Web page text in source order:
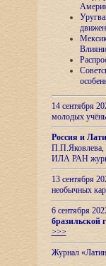
14 сентября
молодых
Россия и
П.П.Яковлева,
ИЛА РАН
13 сентября
необычных
6 сентября
бразильской
>>>
Журнал